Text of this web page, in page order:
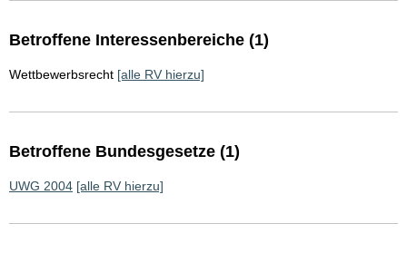
Betroffene Interessenbereiche (1)
Wettbewerbsrecht [alle RV hierzu]
Betroffene Bundesgesetze (1)
UWG 2004 [alle RV hierzu]